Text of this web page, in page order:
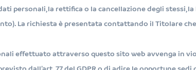
personali, la rettifica o la cancellazione degli
La richiesta è presentata contattando il Titolare
effettuato attraverso questo sito web avvenga in